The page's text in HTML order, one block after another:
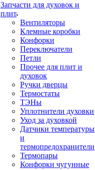
Запчасти для духовок и
плит
Вентиляторы
Клемные коробки
Конфорки
Переключатели
Петли
Прочее для плит и
духовок
Ручки дверцы
Термостаты
ТЭНы
Уплотнители духовки
Уход за духовкой
Датчики температуры
и
термопредохранители
Термопары
Конфорки чугунные